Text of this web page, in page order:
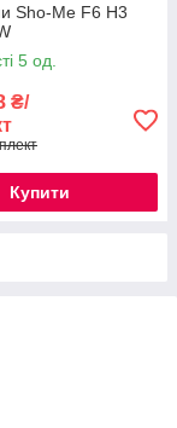
Sho-Me F6 H3
5 од.
₴/
Купити